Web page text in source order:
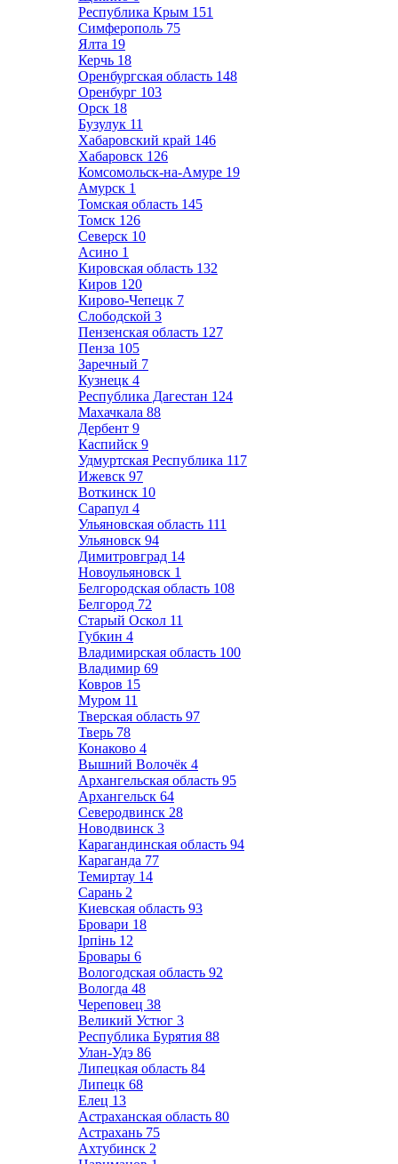
Республика Крым 151
Симферополь 75
Ялта 19
Керчь 18
Оренбургская область 148
Оренбург 103
Орск 18
Бузулук 11
Хабаровский край 146
Хабаровск 126
Комсомольск-на-Амуре 19
Амурск 1
Томская область 145
Томск 126
Северск 10
Асино 1
Кировская область 132
Киров 120
Кирово-Чепецк 7
Слободской 3
Пензенская область 127
Пенза 105
Заречный 7
Кузнецк 4
Республика Дагестан 124
Махачкала 88
Дербент 9
Каспийск 9
Удмуртская Республика 117
Ижевск 97
Воткинск 10
Сарапул 4
Ульяновская область 111
Ульяновск 94
Димитровград 14
Новоульяновск 1
Белгородская область 108
Белгород 72
Старый Оскол 11
Губкин 4
Владимирская область 100
Владимир 69
Ковров 15
Муром 11
Тверская область 97
Тверь 78
Конаково 4
Вышний Волочёк 4
Архангельская область 95
Архангельск 64
Северодвинск 28
Новодвинск 3
Карагандинская область 94
Караганда 77
Темиртау 14
Сарань 2
Киевская область 93
Бровари 18
Ірпінь 12
Бровары 6
Вологодская область 92
Вологда 48
Череповец 38
Великий Устюг 3
Республика Бурятия 88
Улан-Удэ 86
Липецкая область 84
Липецк 68
Елец 13
Астраханская область 80
Астрахань 75
Ахтубинск 2